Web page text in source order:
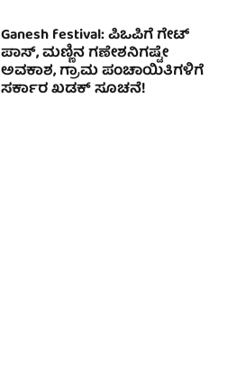
Ganesh festival: ಪಿಒಪಿಗೆ ಗೇಟ್
ಪಾಸ್, ಮಣ್ಣಿನ ಗಣೇಶನಿಗಷ್ಟೇ
ಅವಕಾಶ, ಗ್ರಾಮ ಪಂಚಾಯಿತಿಗಳಿಗೆ
ಸರ್ಕಾರ ಖಡಕ್ ಸೂಚನೆ!